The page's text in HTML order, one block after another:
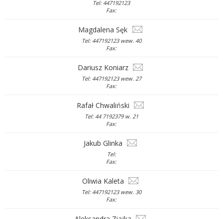
Tel: 447192123
Fax:
Magdalena Sęk
Tel: 447192123 wew. 40
Fax:
Dariusz Koniarz
Tel: 447192123 wew. 27
Fax:
Rafał Chwaliński
Tel: 44 7192379 w. 21
Fax:
Jakub Glinka
Tel:
Fax:
Oliwia Kaleta
Tel: 447192123 wew. 30
Fax: